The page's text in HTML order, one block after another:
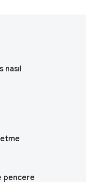
nasıl
pencere